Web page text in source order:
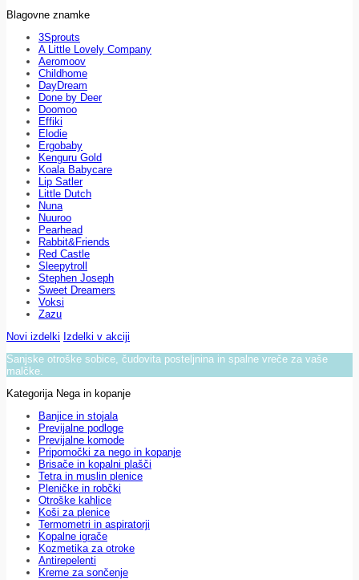
Blagovne znamke
3Sprouts
A Little Lovely Company
Aeromoov
Childhome
DayDream
Done by Deer
Doomoo
Effiki
Elodie
Ergobaby
Kenguru Gold
Koala Babycare
Lip Satler
Little Dutch
Nuna
Nuuroo
Pearhead
Rabbit&Friends
Red Castle
Sleepytroll
Stephen Joseph
Sweet Dreamers
Voksi
Zazu
Novi izdelki Izdelki v akciji
Sanjske otroške sobice, čudovita posteljnina in spalne vreče za vaše
malčke.
Kategorija Nega in kopanje
Banjice in stojala
Previjalne podloge
Previjalne komode
Pripomočki za nego in kopanje
Brisače in kopalni plašči
Tetra in muslin plenice
Pleničke in robčki
Otroške kahlice
Koši za plenice
Termometri in aspiratorji
Kopalne igrače
Kozmetika za otroke
Antirepelenti
Kreme za sončenje